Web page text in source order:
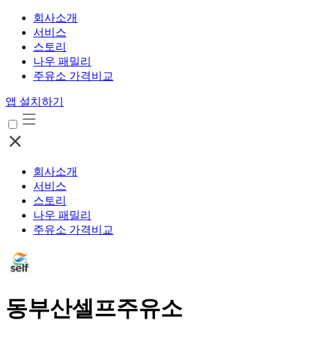
회사소개
서비스
스토리
나우 패밀리
주유소 가격비교
앱 설치하기
회사소개
서비스
스토리
나우 패밀리
주유소 가격비교
동부산셀프주유소